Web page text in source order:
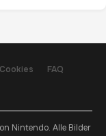
Cookies
FAQ
Nintendo. Alle Bilder